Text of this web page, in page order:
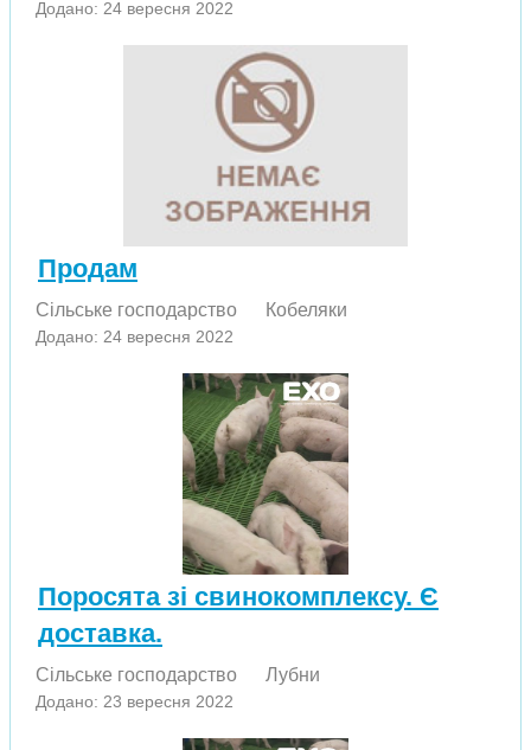
Додано: 24 вересня 2022
Продам
Сільське господарство Кобеляки
Додано: 24 вересня 2022
Поросята зі свинокомплексу. Є
доставка.
Сільське господарство Лубни
Додано: 23 вересня 2022